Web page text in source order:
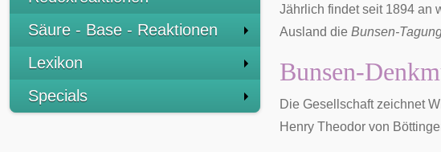
Säure - Base - Reaktionen
Lexikon
Specials
Jährlich findet seit 1894 an
Ausland die Bunsen-
Bunsen-
Die Gesellschaft zeichnet
Henry Theodor von